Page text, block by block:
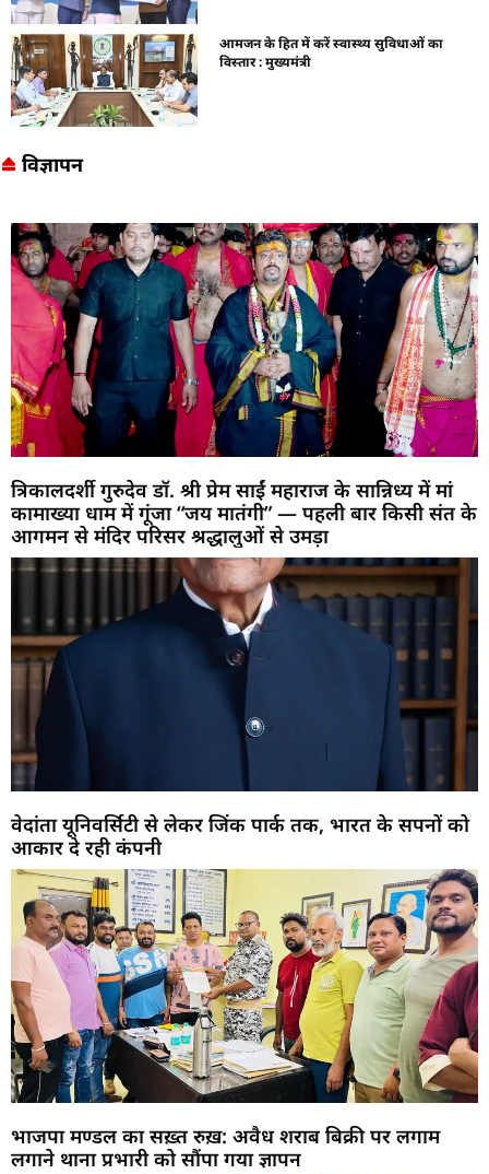
आमजन के हित में करें स्वास्थ्य सुविधाओं का
विस्तार : मुख्यमंत्री
विज्ञापन
त्रिकालदर्शी गुरुदेव डॉ. श्री प्रेम साईं महाराज के सान्निध्य में मां
कामाख्या धाम में गूंजा “जय मातंगी” — पहली बार किसी संत के
आगमन से मंदिर परिसर श्रद्धालुओं से उमड़ा
वेदांता यूनिवर्सिटी से लेकर जिंक पार्क तक, भारत के सपनों को
आकार दे रही कंपनी
भाजपा मण्डल का सख़्त रुख़: अवैध शराब बिक्री पर लगाम
लगाने थाना प्रभारी को सौंपा गया ज्ञापन